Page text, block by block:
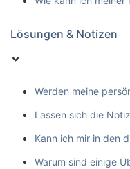
Lösungen & Notizen
Werden meine
Lassen sich die
Kann ich mir in den
Warum sind einige